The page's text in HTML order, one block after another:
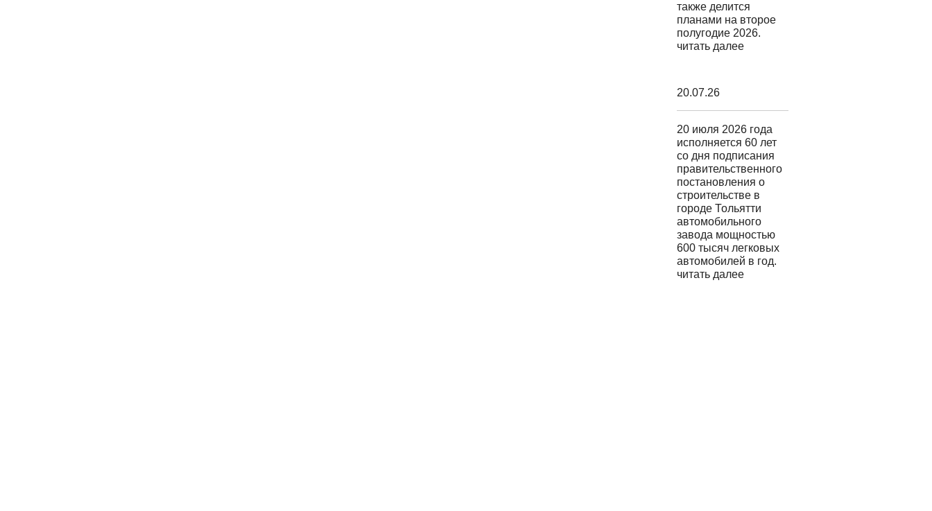
также делится
планами на второе
полугодие 2026.
читать далее
20.07.26
20 июля 2026 года
исполняется 60 лет
со дня подписания
правительственного
постановления о
строительстве в
городе Тольятти
автомобильного
завода мощностью
600 тысяч легковых
автомобилей в год.
читать далее